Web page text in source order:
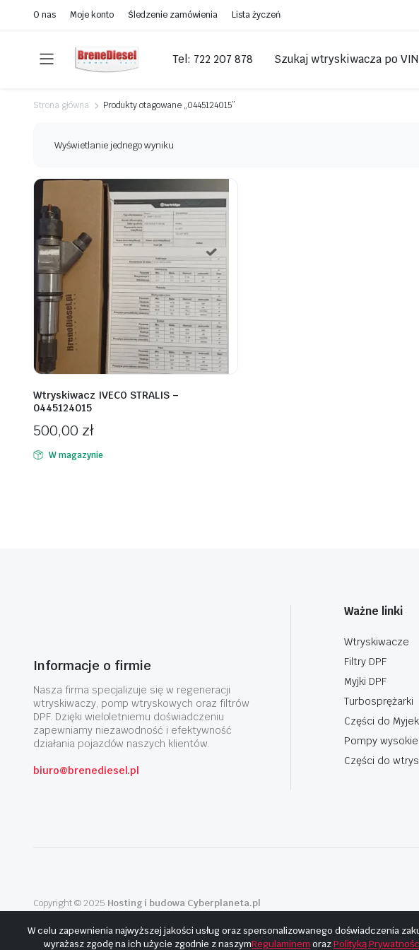
O nas Moje konto Śledzenie zamówienia Lista życzeń
Tel: 722 207 878 Szukaj wtryskiwacza po VIN
Strona główna Produkty otagowane „0445124015”
Wyświetlanie jednego wyniku
Wtryskiwacz IVECO STRALIS –
0445124015
500,00 zł
W magazynie
Informacje o firmie
Nasza firma specjalizuje się w regeneracji
wtryskiwaczy, pomp wtryskowych oraz filtrów
DPF. Dzięki wieloletniemu doświadczeniu
zapewniamy niezawodność i efektywność
działania pojazdów naszych klientów.
biuro@brenediesel.pl
Ważne linki
Wtryskiwacze
Filtry DPF
Myjki DPF
Turbosprężarki
Części do Myjek
Pompy
Części do
Copyright © 2025 Hosting i budowa Cyberplaneta.pl
W celu zapewnienia najwyższej jakości usług oraz spersonalizowanego doświadczenia
wyrażasz zgodę na ich użycie zgodnie z naszymRegulaminem orazPolityką